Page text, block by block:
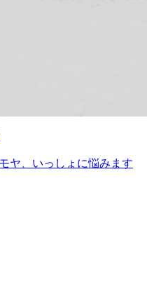
ヤ、いっしょに悩みます